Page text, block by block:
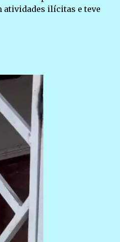
atividades ilícitas e teve